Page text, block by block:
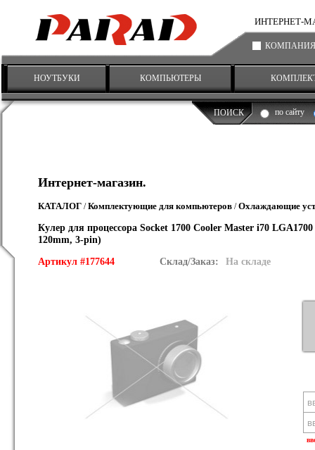
ИНТЕРНЕТ-
КОМПАНИЯ
НОУТБУКИ КОМПЬЮТЕРЫ
ПОИСК по сайту
Интернет-магазин.
КАТАЛОГ /Комплектующие для компьютеров /Охлаждающие
Кулер для процессора Socket 1700 Cooler Master i70
120mm, 3-pin)
Артикул #177644
Склад/Заказ: На складе